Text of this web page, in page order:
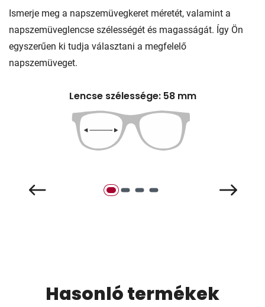
Ismerje meg a napszemüvegkeret méretét, valamint a
napszemüveglencse szélességét és magasságát. Így Ön
egyszerűen ki tudja választani a megfelelő
napszemüveget.
Lencse szélessége: 58 mm
Hasonló termékek